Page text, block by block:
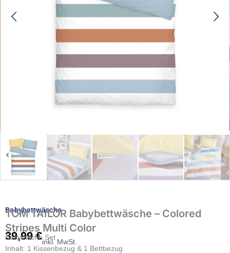
Babybettwäsche
TOM TAILOR Babybettwäsche – Colored
Stripes Multi Color
39,99€inkl. MwSt.
Bettwäsche Set
Inhalt: 1 Kissenbezug & 1 Bettbezug